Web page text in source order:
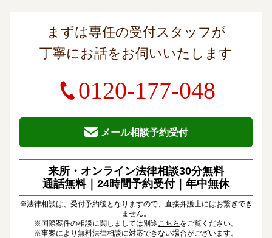
まずは専任の受付スタッフが
丁寧にお話をお伺いいたします
0120-177-048
メール相談予約受付
来所・オンライン法律相談30分無料
通話無料｜24時間予約受付｜ 年中無休
※法律相談は、受付予約後となりますので、直接弁護士にはお繋ぎでき
ません。
※国際案件の相談に関しましては別途 こちら をご覧ください。
※事案により無料法律相談に対応できない場合がございます。